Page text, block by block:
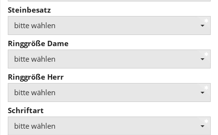
Steinbesatz
bitte wählen
Ringgröße Dame
bitte wählen
Ringgröße Herr
bitte wählen
Schriftart
bitte wählen